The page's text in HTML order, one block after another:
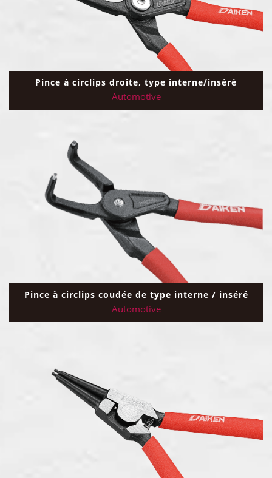
Pince à circlips droite, type interne/inséré
Automotive
Pince à circlips coudée de type interne / inséré
Automotive